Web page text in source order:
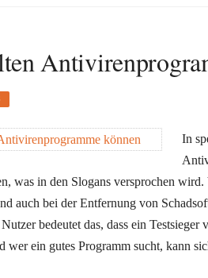
In
was in den Slogans versprochen
auch bei der Entfernung von
bedeutet das, dass ein
wer ein gutes Programm sucht, kann